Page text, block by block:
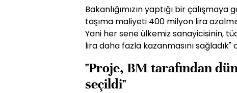
Bakanlığımızın yaptığı bir çalışmaya
taşıma maliyeti 400 milyon lira
Yani her sene ülkemiz sanayicisinin,
lira daha fazla kazanmasını
"Proje, BM tarafından
seçildi"